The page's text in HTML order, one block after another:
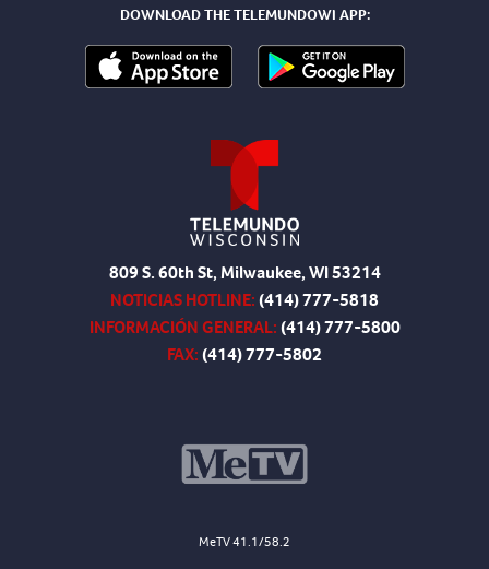
DOWNLOAD THE TELEMUNDOWI APP:
809 S. 60th St, Milwaukee, WI 53214
NOTICIAS HOTLINE:(414) 777-5818
INFORMACIÓN GENERAL:(414) 777-5800
FAX:(414) 777-5802
MeTV 41.1/58.2